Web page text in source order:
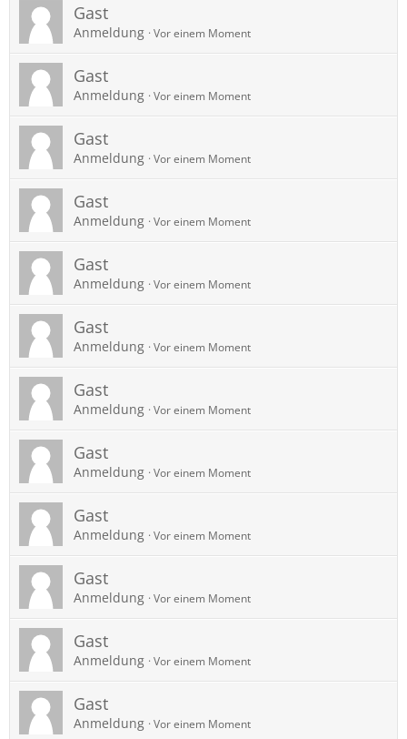
Gast
Anmeldung Vor einem Moment
Gast
Anmeldung Vor einem Moment
Gast
Anmeldung Vor einem Moment
Gast
Anmeldung Vor einem Moment
Gast
Anmeldung Vor einem Moment
Gast
Anmeldung Vor einem Moment
Gast
Anmeldung Vor einem Moment
Gast
Anmeldung Vor einem Moment
Gast
Anmeldung Vor einem Moment
Gast
Anmeldung Vor einem Moment
Gast
Anmeldung Vor einem Moment
Gast
Anmeldung Vor einem Moment